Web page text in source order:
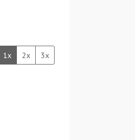
1x 2x 3x